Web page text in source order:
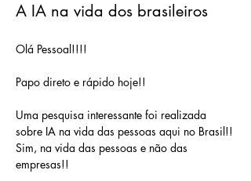
A IA na vida dos brasileiros
Olá Pessoal!!!!
Papo direto e rápido hoje!!
Uma pesquisa interessante foi realizada
sobre IA na vida das pessoas aqui no Brasil!!
Sim, na vida das pessoas e não das
empresas!!